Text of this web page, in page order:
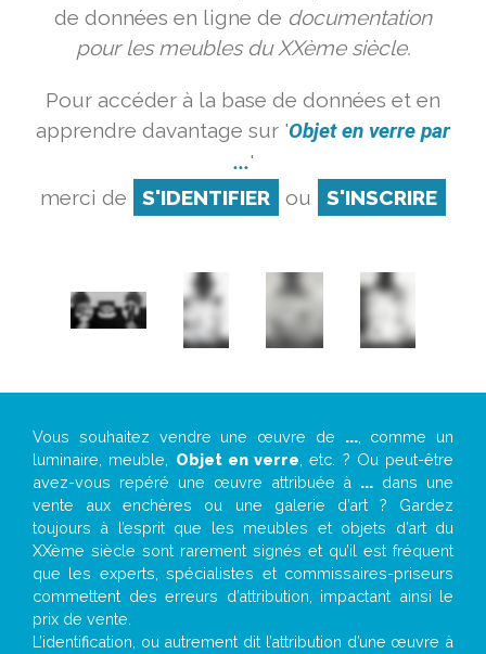
de données en ligne de documentation
pour les meubles du XXème siècle.
Pour accéder à la base de données et en
apprendre davantage sur 'Objet en verre par
...'
merci de
S'IDENTIFIER ou S'INSCRIRE
Vous souhaitez vendre une œuvre de ..., comme un
luminaire, meuble, Objet en verre , etc. ? Ou peut-être
avez-vous repéré une œuvre attribuée à ... dans une
vente aux enchères ou une galerie d’art ? Gardez
toujours à l’esprit que les meubles et objets d’art du
XXème siècle sont rarement signés et qu’il est fréquent
que les experts, spécialistes et commissaires-priseurs
commettent des erreurs d’attribution, impactant ainsi le
prix de vente.
L’identification, ou autrement dit l’attribution d’une œuvre à